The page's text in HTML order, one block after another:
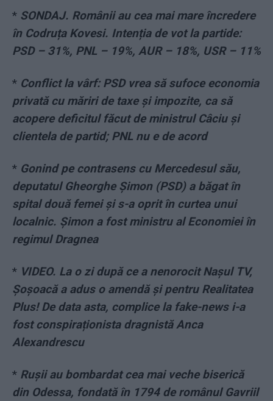
* SONDAJ. Românii au cea mai mare încredere
în Codruța Kovesi. Intenția de vot la partide:
PSD – 31%, PNL – 19%, AUR – 18%, USR – 11%
* Conflict la vârf: PSD vrea să sufoce economia
privată cu măriri de taxe și impozite, ca să
acopere deficitul făcut de ministrul Câciu și
clientela de partid; PNL nu e de acord
* Gonind pe contrasens cu Mercedesul său,
deputatul Gheorghe Șimon (PSD) a băgat în
spital două femei și s-a oprit în curtea unui
localnic. Șimon a fost ministru al Economiei în
regimul Dragnea
* VIDEO. La o zi după ce a nenorocit Nașul TV,
Șoșoacă a adus o amendă și pentru Realitatea
Plus! De data asta, complice la fake-news i-a
fost conspiraționista dragnistă Anca
Alexandrescu
* Rușii au bombardat cea mai veche biserică
din Odessa, fondată în 1794 de românul Gavriil